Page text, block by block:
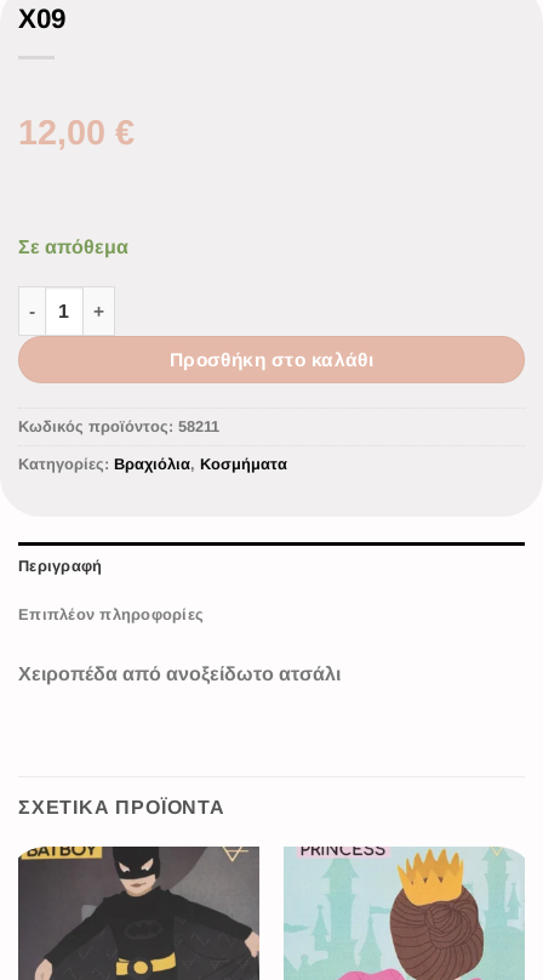
X09
12,00 €
Σε απόθεμα
Προσθήκη στο καλάθι
Κωδικός προϊόντος: 58211
Κατηγορίες: Βραχιόλια, Κοσμήματα
Περιγραφή
Επιπλέον πληροφορίες
Χειροπέδα από ανοξείδωτο ατσάλι
ΣΧΕΤΙΚΆ ΠΡΟΪΌΝΤΑ